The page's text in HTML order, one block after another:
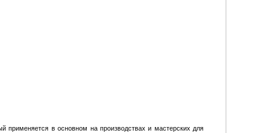
применяется в основном на производствах и мастерских для